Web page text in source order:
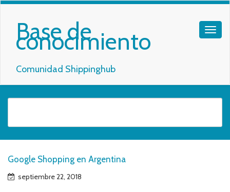
Base de
conocimiento
Comunidad Shippinghub
Google Shopping en Argentina
septiembre 22, 2018